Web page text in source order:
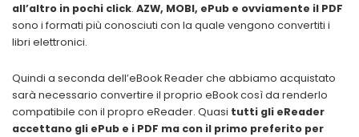
all’altro in pochi click. AZW, MOBI, ePub e ovviamente il PDF
sono i formati più conosciuti con la quale vengono convertiti i
libri elettronici.
Quindi a seconda dell’eBook Reader che abbiamo acquistato
sarà necessario convertire il proprio eBook così da renderlo
compatibile con il propro eReader. Quasi tutti gli eReader
accettano gli ePub e i PDF ma con il primo preferito per